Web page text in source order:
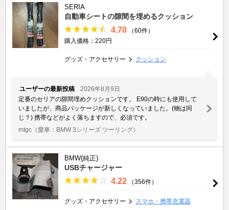
SERIA
自動車シートの隙間を埋めるクッション
4.70
（60件）
購入価格：220円
グッズ・アクセサリー クッション
ユーザーの最新投稿
2026年8月9日
定番のセリアの隙間埋めクッションです。 E90の時にも使用して
いましたが、商品パッケージが新しくなっていました。(物は同
じ？) 携帯などがよく落ちますので、必須です。
mtgc （愛車：BMW 3シリーズ ツーリング）
BMW(純正)
USBチャージャー
4.22 （356件）
グッズ・アクセサリー スマホ・携帯充電器